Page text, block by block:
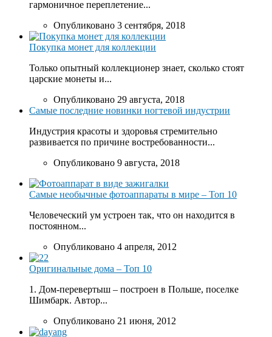
гармоничное переплетение...
Опубликовано 3 сентября, 2018
Покупка монет для коллекции
Только опытный коллекционер знает, сколько стоят
царские монеты и...
Опубликовано 29 августа, 2018
Самые последние новинки ногтевой индустрии
Индустрия красоты и здоровья стремительно
развивается по причине востребованности...
Опубликовано 9 августа, 2018
Самые необычные фотоаппараты в мире – Топ 10
Человеческий ум устроен так, что он находится в
постоянном...
Опубликовано 4 апреля, 2012
Оригинальные дома – Топ 10
1. Дом-перевертыш – построен в Польше, поселке
Шимбарк. Автор...
Опубликовано 21 июня, 2012